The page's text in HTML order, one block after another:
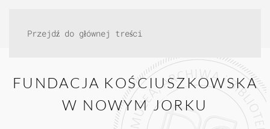
Przejdź do głównej treści
FUNDACJA KOŚCIUSZKOWSKA
W NOWYM JORKU